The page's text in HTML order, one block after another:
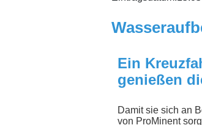
Ein
genießen
Damit sie sich an
von ProMinent